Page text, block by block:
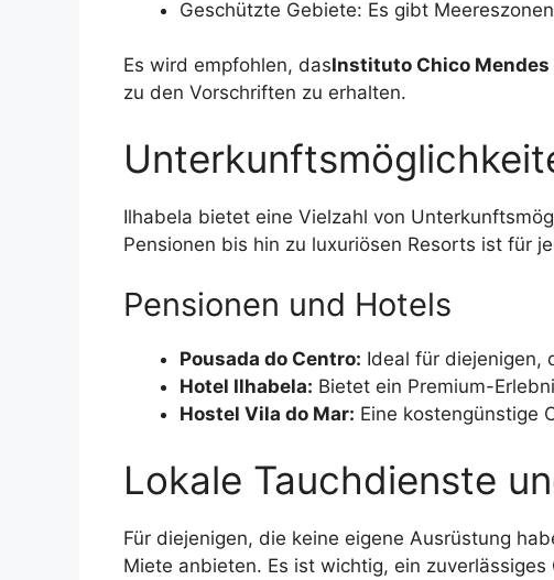
Geschützte Gebiete: Es gibt
Es wird empfohlen, dasInstituto Chico Mendes
zu den Vorschriften zu erhalten.
Ilhabela bietet eine Vielzahl von
Pensionen bis hin zu luxuriösen Resorts ist für
Pensionen und Hotels
Pousada do Centro: Ideal für diejenigen,
Hotel Ilhabela: Bietet ein Premium-
Hostel Vila do Mar: Eine kostengünstige
Lokale Tauchdienste
Für diejenigen, die keine eigene Ausrüstung
Miete anbieten. Es ist wichtig, ein